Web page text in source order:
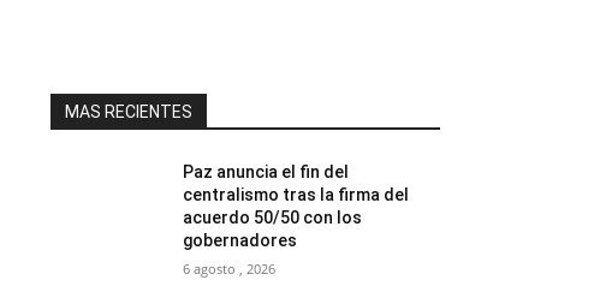
MAS RECIENTES
Paz anuncia el fin del
centralismo tras la firma del
acuerdo 50/50 con los
gobernadores
6 agosto , 2026